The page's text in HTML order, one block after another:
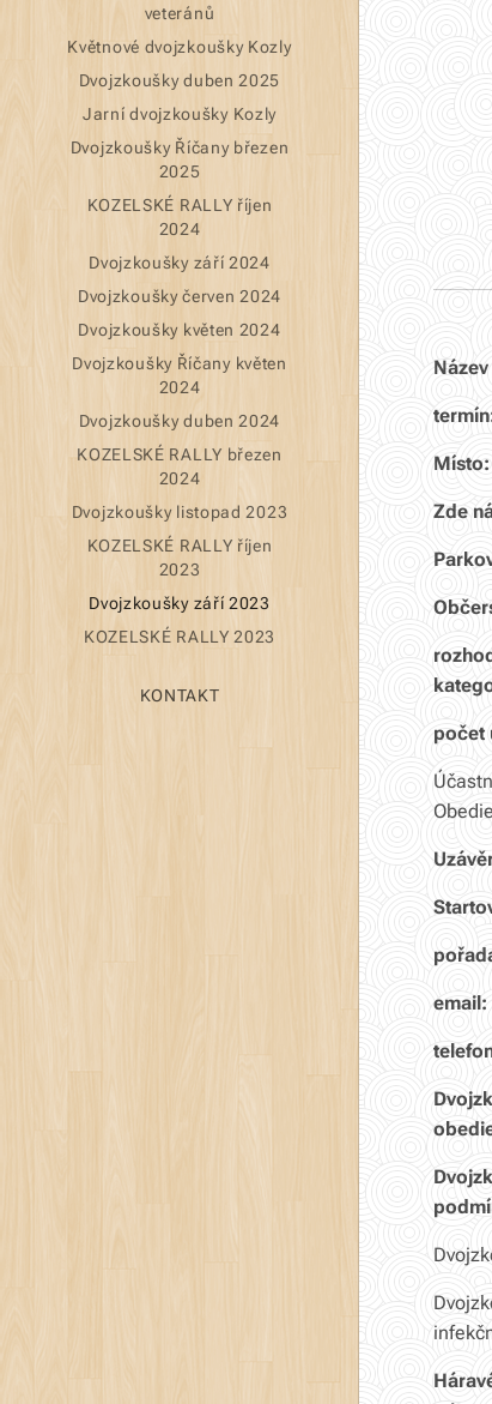
veteránů
Květnové dvojzkoušky Kozly
Dvojzkoušky duben 2025
Jarní dvojzkoušky Kozly
Dvojzkoušky Říčany březen
2025
KOZELSKÉ RALLY říjen
2024
Dvojzkoušky září 2024
Dvojzkoušky červen 2024
Dvojzkoušky květen 2024
Dvojzkoušky Říčany květen
2024
Dvojzkoušky duben 2024
KOZELSKÉ RALLY březen
2024
Dvojzkoušky listopad 2023
KOZELSKÉ RALLY říjen
2023
Dvojzkoušky září 2023
KOZELSKÉ RALLY 2023
KONTAKT
Místo:
Zde
počet
email: